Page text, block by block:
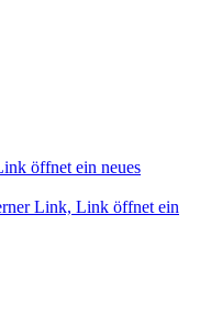
öffnet ein neues
Link, Link öffnet ein